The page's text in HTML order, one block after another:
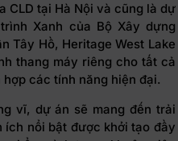
CLD tại Hà Nội và cũng là dự
Xanh của Bộ Xây dựng
Tây Hồ, Heritage West Lake
thang máy riêng cho tất cả
các tính năng hiện đại.
vĩ, dự án sẽ mang đến trải
ích nổi bật được khởi tạo đầy